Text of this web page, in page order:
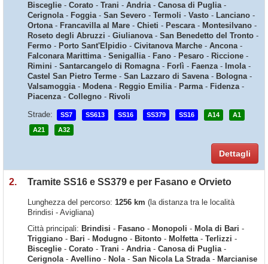
Bisceglie - Corato - Trani - Andria- Canosa di Puglia-
Cerignola- Foggia- San Severo - Termoli - Vasto - Lanciano -
Ortona- Francavilla al Mare - Chieti - Pescara- Montesilvano -
Roseto degli Abruzzi - Giulianova- San Benedetto del Tronto -
Fermo - Porto Sant'Elpidio - Civitanova Marche - Ancona-
Falconara Marittima- Senigallia- Fano - Pesaro - Riccione -
Rimini - Santarcangelo di Romagna- Forlì - Faenza- Imola-
Castel San Pietro Terme - San Lazzaro di Savena- Bologna-
Valsamoggia- Modena- Reggio Emilia- Parma- Fidenza-
Piacenza- Collegno - Rivoli
Strade:
SS7 SS613 SS16 SS379 SS16 A14 A1
A21 A32
Dettagli
2. Tramite SS16 e SS379 e per Fasano e Orvieto
Lunghezza del percorso: 1256 km (la distanza tra le località
Brindisi - Avigliana)
Città principali: Brindisi - Fasano - Monopoli - Mola di Bari -
Triggiano - Bari - Modugno - Bitonto - Molfetta- Terlizzi -
Bisceglie - Corato - Trani - Andria- Canosa di Puglia-
Cerignola- Avellino - Nola- San Nicola La Strada- Marcianise